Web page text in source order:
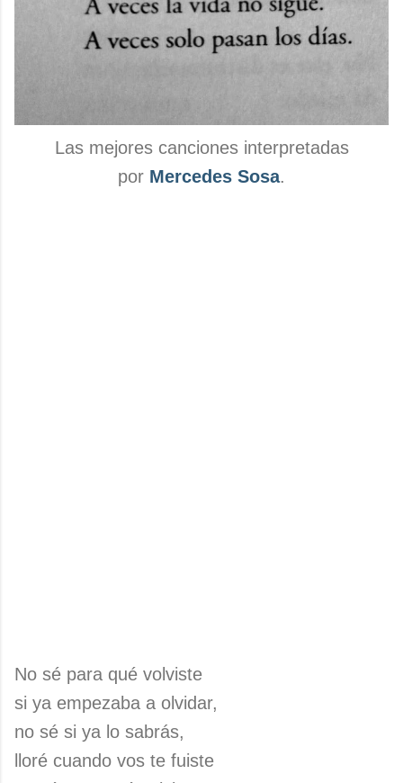
Las mejores canciones interpretadas
por Mercedes Sosa.
No sé para qué volviste
si ya empezaba a olvidar,
no sé si ya lo sabrás,
lloré cuando vos te fuiste